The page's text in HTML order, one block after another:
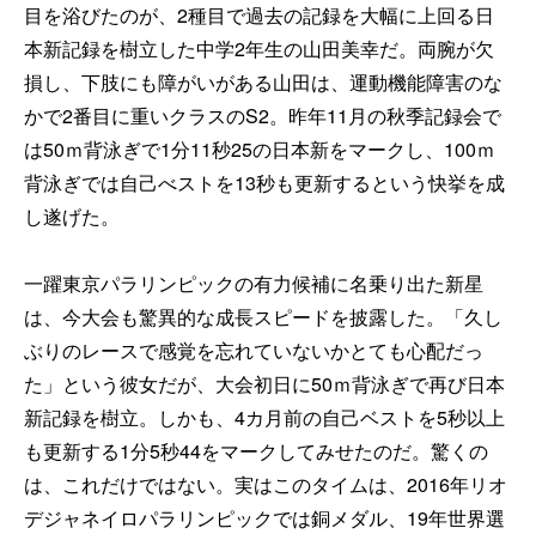
目を浴びたのが、2種目で過去の記録を大幅に上回る日
本新記録を樹立した中学2年生の山田美幸だ。両腕が欠
損し、下肢にも障がいがある山田は、運動機能障害のな
かで2番目に重いクラスのS2。昨年11月の秋季記録会で
は50ｍ背泳ぎで1分11秒25の日本新をマークし、100ｍ
背泳ぎでは自己べストを13秒も更新するという快挙を成
し遂げた。
一躍東京パラリンピックの有力候補に名乗り出た新星
は、今大会も驚異的な成長スピードを披露した。「久し
ぶりのレースで感覚を忘れていないかとても心配だっ
た」という彼女だが、大会初日に50ｍ背泳ぎで再び日本
新記録を樹立。しかも、4カ月前の自己ベストを5秒以上
も更新する1分5秒44をマークしてみせたのだ。驚くの
は、これだけではない。実はこのタイムは、2016年リオ
デジャネイロパラリンピックでは銅メダル、19年世界選